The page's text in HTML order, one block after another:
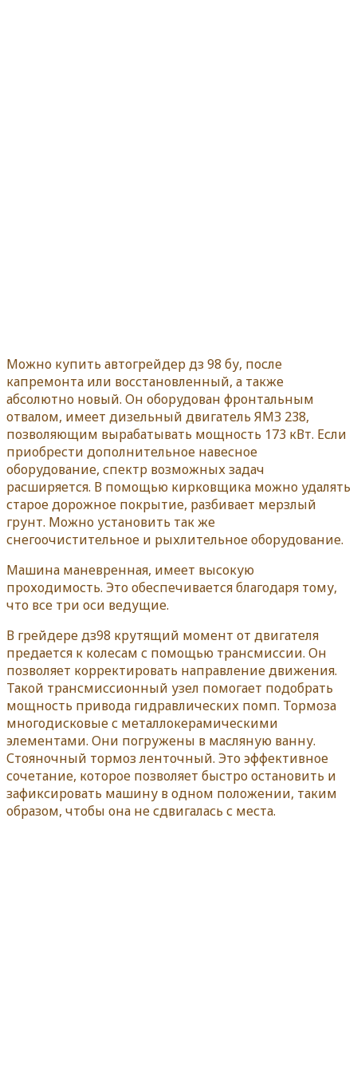
Можно купить автогрейдер дз 98 бу, после
капремонта или восстановленный, а также
абсолютно новый. Он оборудован фронтальным
отвалом, имеет дизельный двигатель ЯМЗ 238,
позволяющим вырабатывать мощность 173 кВт. Если
приобрести дополнительное навесное
оборудование, спектр возможных задач
расширяется. В помощью кирковщика можно удалять
старое дорожное покрытие, разбивает мерзлый
грунт. Можно установить так же
снегоочистительное и рыхлительное оборудование.
Машина маневренная, имеет высокую
проходимость. Это обеспечивается благодаря тому,
что все три оси ведущие.
В грейдере дз98 крутящий момент от двигателя
предается к колесам с помощью трансмиссии. Он
позволяет корректировать направление движения.
Такой трансмиссионный узел помогает подобрать
мощность привода гидравлических помп. Тормоза
многодисковые с металлокерамическими
элементами. Они погружены в масляную ванну.
Стояночный тормоз ленточный. Это эффективное
сочетание, которое позволяет быстро остановить и
зафиксировать машину в одном положении, таким
образом, чтобы она не сдвигалась с места.